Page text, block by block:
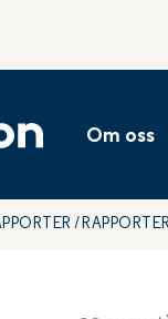
Om oss
RAPPORTER